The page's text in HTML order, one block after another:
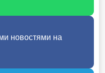
новостями на